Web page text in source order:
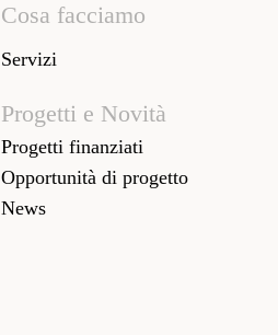
Cosa facciamo
Servizi
Progetti e Novità
Progetti finanziati
Opportunità di progetto
News